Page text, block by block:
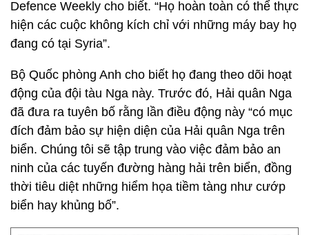
Defence Weekly cho biết. “Họ hoàn toàn có thể thực
hiện các cuộc không kích chỉ với những máy bay họ
đang có tại Syria”.
Bộ Quốc phòng Anh cho biết họ đang theo dõi hoạt
động của đội tàu Nga này. Trước đó, Hải quân Nga
đã đưa ra tuyên bố rằng lần điều động này “có mục
đích đảm bảo sự hiện diện của Hải quân Nga trên
biển. Chúng tôi sẽ tập trung vào việc đảm bảo an
ninh của các tuyến đường hàng hải trên biển, đồng
thời tiêu diệt những hiểm họa tiềm tàng như cướp
biển hay khủng bố”.